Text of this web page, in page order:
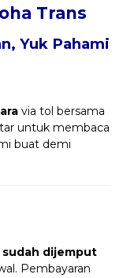
Trans
Yuk Pahami
via tol bersama
untuk membaca
buat demi
sudah dijemput
Pembayaran